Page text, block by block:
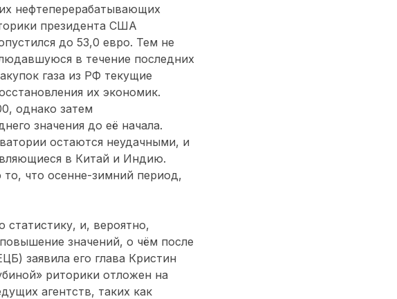
нефтеперерабатывающих
президента США
до 53,0 евро. Тем не
в течение последних
газа из РФ текущие
их экономик.
однако затем
значения до её начала.
остаются неудачными, и
в Китай и Индию.
что осенне-зимний период,
и, вероятно,
значений, о чём после
заявила его глава Кристин
риторики отложен на
агентств, таких как